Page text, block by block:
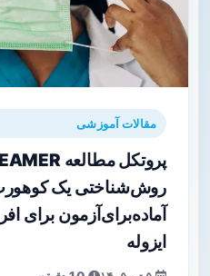
مقالات آموزشی
روش‌شناختی یک
ایزوله